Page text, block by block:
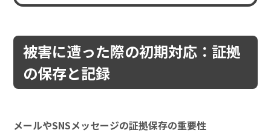
被害に遭った際の初期対応：証拠
の保存と記録
メールやSNSメッセージの証拠保存の重要性